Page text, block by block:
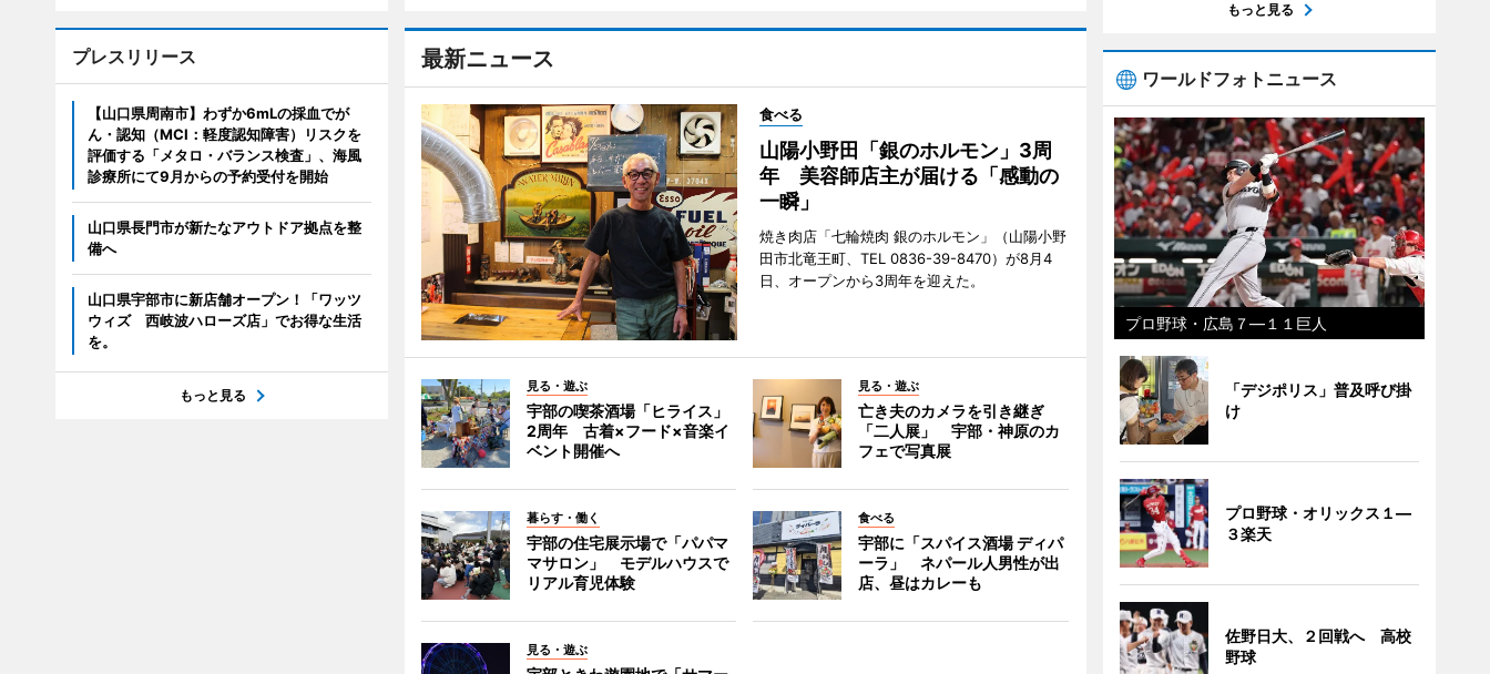
最新ニュース
食べる
山陽小野田「銀のホルモン」3周
年 美容師店主が届ける「感動の
一瞬」
焼き肉店「七輪焼肉 銀のホルモン」（山陽小野
田市北竜王町、TEL 0836-39-8470）が8月4
日、オープンから3周年を迎えた。
見る・遊ぶ
宇部の喫茶酒場「ヒライス」
2周年 古着×フード×音楽イ
ベント開催へ
見る・遊ぶ
亡き夫のカメラを引き継ぎ
「二人展」 宇部・神原のカ
フェで写真展
暮らす・働く
宇部の住宅展示場で「パパマ
マサロン」 モデルハウスで
リアル育児体験
食べる
宇部に「スパイス酒場 ディパ
ーラ」 ネパール人男性が出
店、昼はカレーも
見る・遊ぶ
プレスリリース
【山口県周南市】わずか6mLの採血でが
ん・認知（MCI：軽度認知障害）リスクを
評価する「メタロ・バランス検査」、海風
診療所にて9月からの予約受付を開始
山口県長門市が新たなアウトドア拠点を整
備へ
山口県宇部市に新店舗オープン！「ワッツ
ウィズ 西岐波ハローズ店」でお得な生活
を。
もっと見る
もっと見る
ワールドフォトニュース
プロ野球・広島７―１１巨人
「デジポリス」普及呼び掛
け
プロ野球・オリックス１―
３楽天
佐野日大、２回戦へ 高校
野球